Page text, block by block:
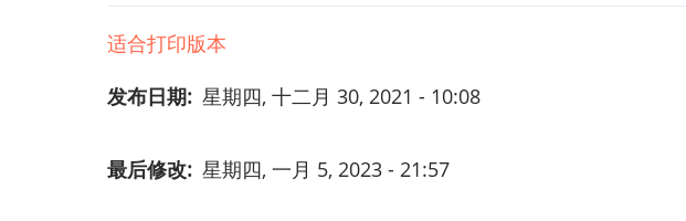
适合打印版本
发布日期 星期四, 十二月 30, 2021 - 10:08
最后修改 星期四, 一月 5, 2023 - 21:57